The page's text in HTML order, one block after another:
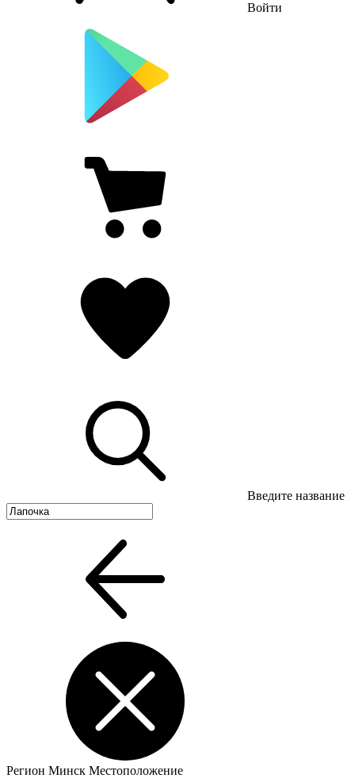
Войти
Введите название
Регион Минск Местоположение